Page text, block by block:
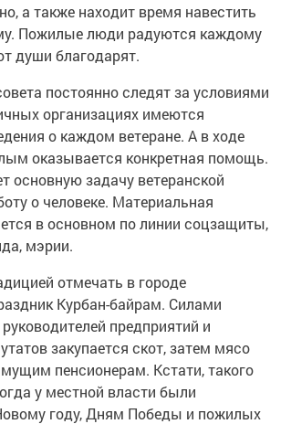
а также находит время навестить
Пожилые люди радуются каждому
души благодарят.
постоянно следят за условиями
организациях имеются
о каждом ветеране. А в ходе
оказывается конкретная помощь.
основную задачу ветеранской
о человеке. Материальная
в основном по линии соцзащиты,
мэрии.
отмечать в городе
Курбан-байрам. Силами
предприятий и
закупается скот, затем мясо
пенсионерам. Кстати, такого
у местной власти были
году, Дням Победы и пожилых